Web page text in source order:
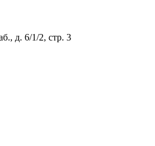
д. 6/1/2, стр. 3